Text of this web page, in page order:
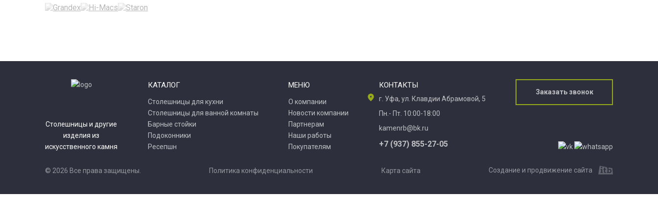
Столешницы и другие
изделия из
искусственного камня
КАТАЛОГ
Столешницы для кухни
Столешницы для ванной комнаты
Барные стойки
Подоконники
Ресепшн
МЕНЮ
О компании
Новости компании
Партнерам
Наши работы
Покупателям
КОНТАКТЫ
г. Уфа, ул. Клавдии Абрамовой, 5
Пн.- Пт. 10:00-18:00
kamenrb@bk.ru
+7 (937) 855-27-05
Заказать звонок
© 2026 Все права защищены. Политика конфиденциальности Карта сайта Создание и продвижение сайта